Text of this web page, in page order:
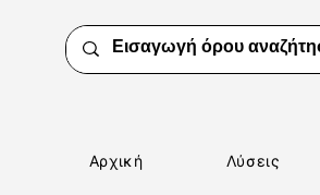
Αρχική Λύσεις